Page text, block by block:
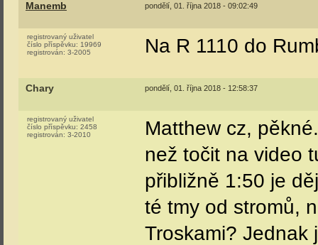
Manemb pondělí, 01. října 2018 - 09:02:49
registrovaný uživatel
číslo příspěvku: 19969
registrován: 3-2005 Na R 1110 do
Chary pondělí, 01. října 2018 - 12:58:37
registrovaný uživatel
číslo příspěvku: 2458
registrován: 3-2010
Matthew cz,
než točit na video
přibližně 1:50 je
té tmy od stromů,
Troskami? Jednak